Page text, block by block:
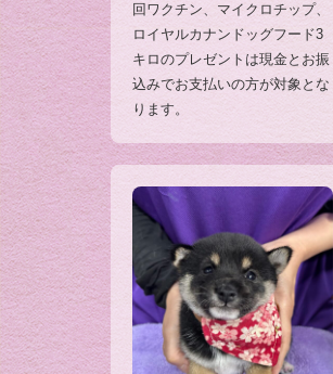
回ワクチン、マイクロチップ、
ロイヤルカナンドッグフード3
キロのプレゼントは現金とお振
込みでお支払いの方が対象とな
ります。